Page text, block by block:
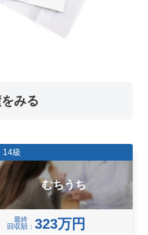
みる
14級
むちうち
最終
回収額
323万円